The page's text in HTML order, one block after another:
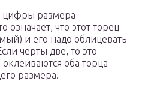
цифры размера
означает, что этот торец
и его надо облицевать
черты две, то это
оба торца
размера.